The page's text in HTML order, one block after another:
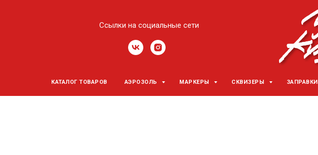
Ссылки на социальные сети
КАТАЛОГ ТОВАРОВ АЭРОЗОЛЬ МАРКЕРЫ СКВИЗЕРЫ ЗАПРАВКИ